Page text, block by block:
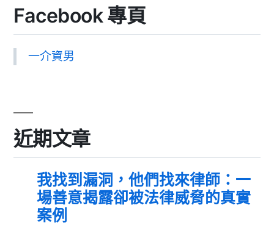
Facebook 專頁
一介資男
近期文章
我找到漏洞，他們找來律師：一
場善意揭露卻被法律威脅的真實
案例